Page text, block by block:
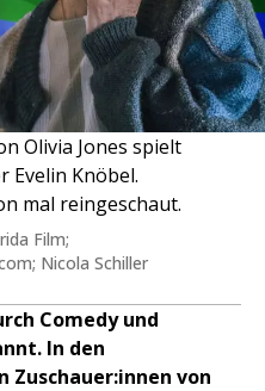
Olivia Jones spielt
Evelin Knöbel.
mal reingeschaut.
Film;
Nicola Schiller
Comedy und
In den
Zuschauer:innen von